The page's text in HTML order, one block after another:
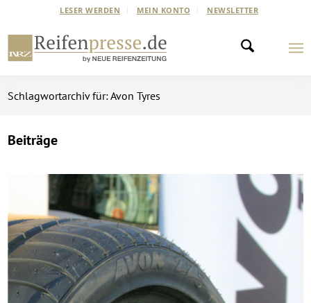
LESER WERDEN MEIN KONTO NEWSLETTER
Schlagwortarchiv für: Avon Tyres
Beiträge